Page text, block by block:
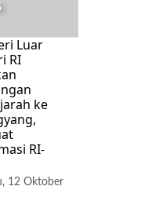
Luar
RI
ke
RI-
12 Oktober